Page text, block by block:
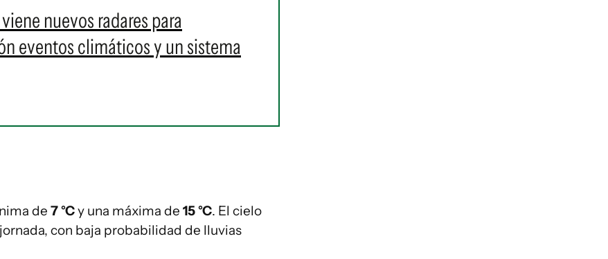
nuevos radares para
eventos climáticos y un sistema
de 7 °Cy una máxima de 15 °C. El cielo
con baja probabilidad de lluvias